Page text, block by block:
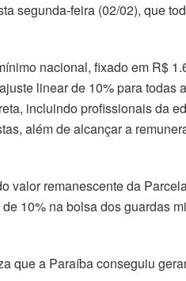
segunda-feira (02/02), que
nacional, fixado em R$
linear de 10% para todas
incluindo profissionais da
além de alcançar a
valor remanescente da
10% na bolsa dos guardas
que a Paraíba conseguiu